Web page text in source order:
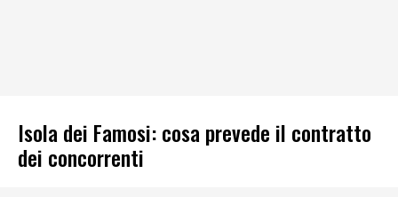
Isola dei Famosi: cosa prevede il contratto
dei concorrenti